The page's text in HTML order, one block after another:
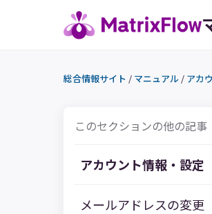
総合情報サイト / マニュアル / アカ
このセクションの他の記事
アカウント情報・設定
メールアドレスの変更